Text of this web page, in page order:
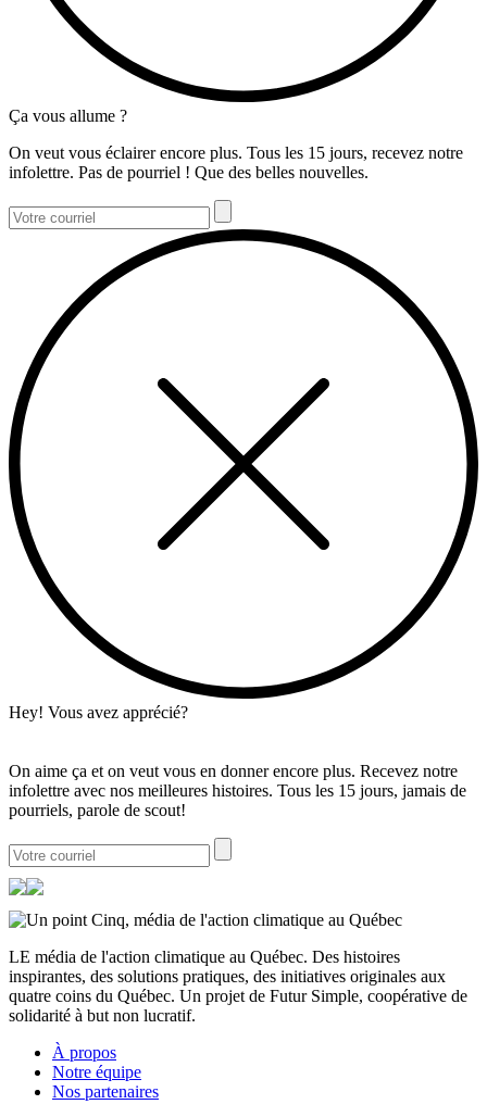
Ça vous allume ?
On veut vous éclairer encore plus. Tous les 15 jours, recevez notre
infolettre. Pas de pourriel ! Que des belles nouvelles.
Hey! Vous avez apprécié?
On aime ça et on veut vous en donner encore plus. Recevez notre
infolettre avec nos meilleures histoires. Tous les 15 jours, jamais de
pourriels, parole de scout!
LE média de l'action climatique au Québec. Des histoires
inspirantes, des solutions pratiques, des initiatives originales aux
quatre coins du Québec. Un projet de Futur Simple, coopérative de
solidarité à but non lucratif.
À propos
Notre équipe
Nos partenaires